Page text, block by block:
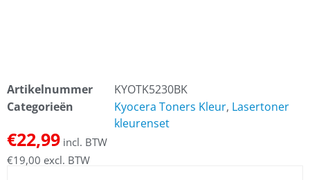
Artikelnummer
KYOTK5230BK
Categorieën
Kyocera Toners Kleur, Lasertoner
kleurenset
€22,99 incl. BTW
€19,00 excl. BTW